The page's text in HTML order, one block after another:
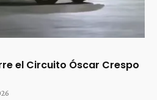
el Circuito Óscar Crespo